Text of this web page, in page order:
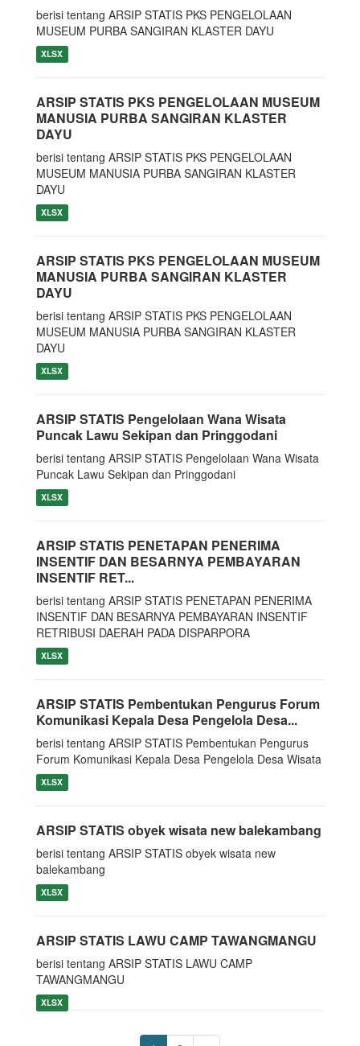
berisi tentang ARSIP STATIS PKS PENGELOLAAN
MUSEUM PURBA SANGIRAN KLASTER DAYU
XLSX
ARSIP STATIS PKS PENGELOLAAN MUSEUM
MANUSIA PURBA SANGIRAN KLASTER
DAYU
berisi tentang ARSIP STATIS PKS PENGELOLAAN
MUSEUM MANUSIA PURBA SANGIRAN KLASTER
DAYU
XLSX
ARSIP STATIS PKS PENGELOLAAN MUSEUM
MANUSIA PURBA SANGIRAN KLASTER
DAYU
berisi tentang ARSIP STATIS PKS PENGELOLAAN
MUSEUM MANUSIA PURBA SANGIRAN KLASTER
DAYU
XLSX
ARSIP STATIS Pengelolaan Wana Wisata
Puncak Lawu Sekipan dan Pringgodani
berisi tentang ARSIP STATIS Pengelolaan Wana Wisata
Puncak Lawu Sekipan dan Pringgodani
XLSX
ARSIP STATIS PENETAPAN PENERIMA
INSENTIF DAN BESARNYA PEMBAYARAN
INSENTIF RET...
berisi tentang ARSIP STATIS PENETAPAN PENERIMA
INSENTIF DAN BESARNYA PEMBAYARAN INSENTIF
RETRIBUSI DAERAH PADA DISPARPORA
XLSX
ARSIP STATIS Pembentukan Pengurus Forum
Komunikasi Kepala Desa Pengelola Desa...
berisi tentang ARSIP STATIS Pembentukan Pengurus
Forum Komunikasi Kepala Desa Pengelola Desa Wisata
XLSX
ARSIP STATIS obyek wisata new balekambang
berisi tentang ARSIP STATIS obyek wisata new
balekambang
XLSX
ARSIP STATIS LAWU CAMP TAWANGMANGU
berisi tentang ARSIP STATIS LAWU CAMP
TAWANGMANGU
XLSX